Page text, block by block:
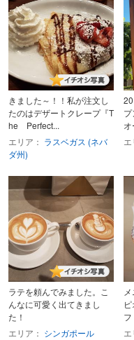
きました～！！私が注文し
たのはデザートクレープ『T
he Perfect...
エリア： ラスベガス (ネバ
ダ州)
エ
ラテを頼んでみました。こ
んなに可愛く出てきまし
た！
エリア： シンガポール
エ